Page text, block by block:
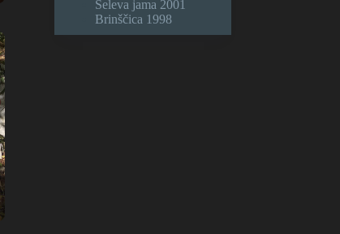
Seleva jama 2001
Brinščica 1998